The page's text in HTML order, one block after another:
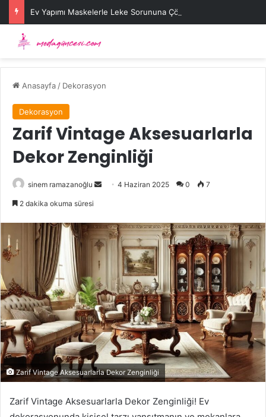
Ev Yapımı Maskelerle Leke Sorununa Çözüm Önerileri
Anasayfa / Dekorasyon
Dekorasyon
Zarif Vintage Aksesuarlarla
Dekor Zenginliği
sinem ramazanoğlu
Bir
göndermek
4 Haziran 2025 0 7
2 dakika okuma süresi
Zarif Vintage Aksesuarlarla Dekor Zenginliği
Zarif Vintage Aksesuarlarla Dekor Zenginliği! Ev